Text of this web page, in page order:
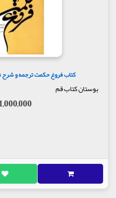
کتاب فروغ حکمت ترجمه و شرح
بوستان کتاب قم
1,000,000